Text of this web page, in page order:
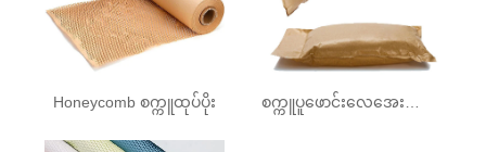
Honeycomb စက္ကူထုပ်ပိုး